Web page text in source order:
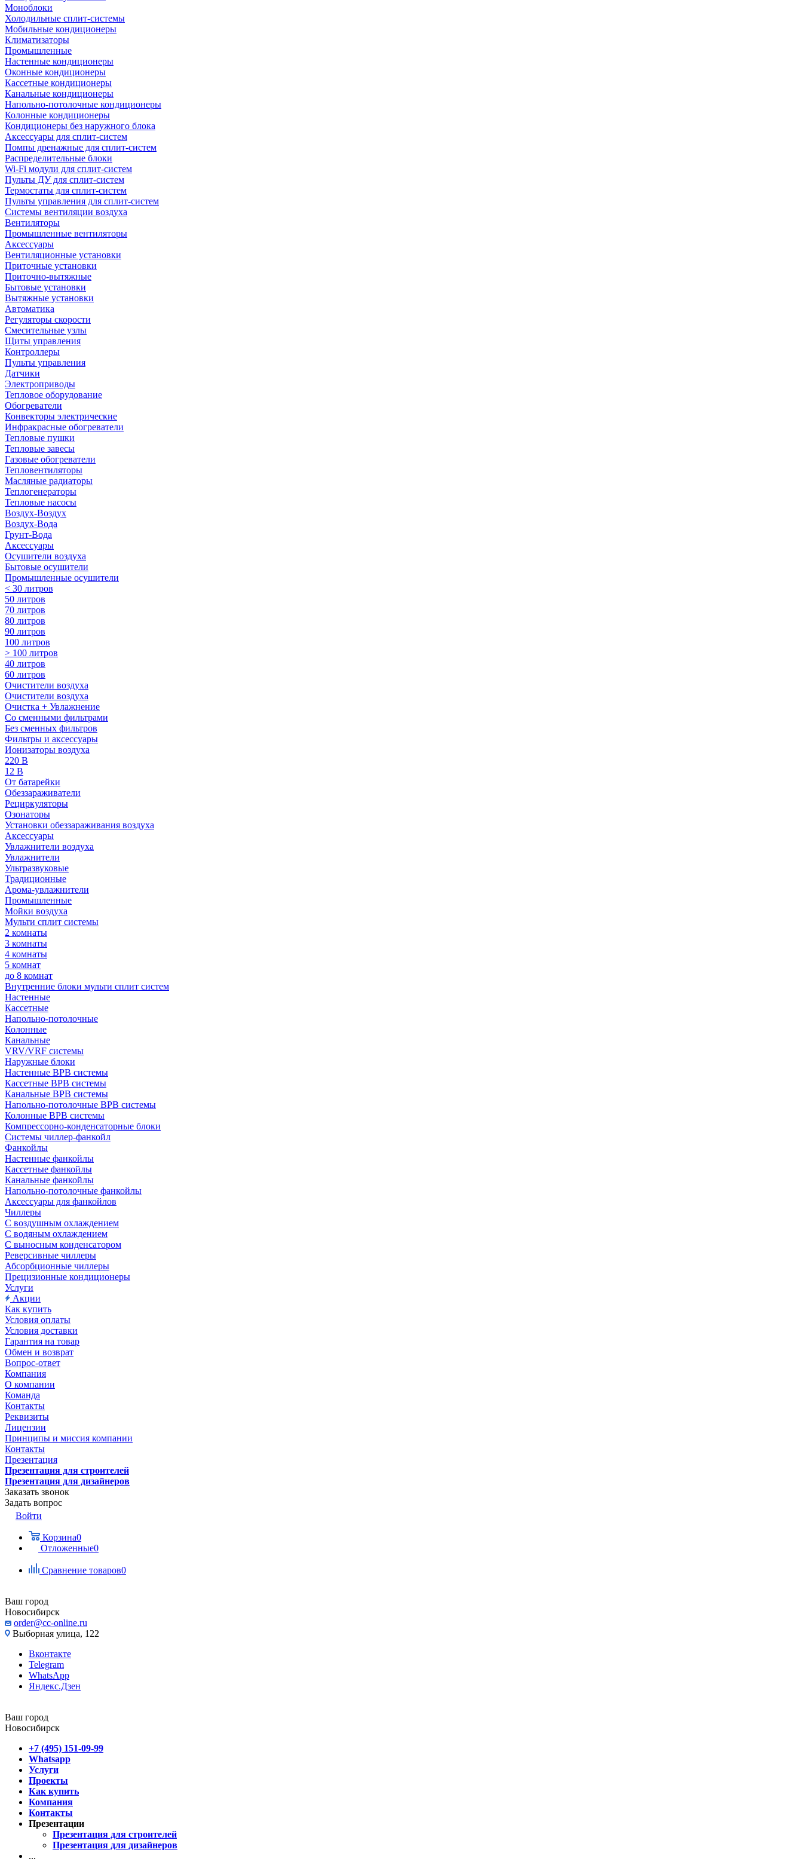
Моноблоки
Холодильные сплит-системы
Мобильные кондиционеры
Климатизаторы
Промышленные
Настенные кондиционеры
Оконные кондиционеры
Кассетные кондиционеры
Канальные кондиционеры
Напольно-потолочные кондиционеры
Колонные кондиционеры
Кондиционеры без наружного блока
Аксессуары для сплит-систем
Помпы дренажные для сплит-систем
Распределительные блоки
Wi-Fi модули для сплит-систем
Пульты ДУ для сплит-систем
Термостаты для сплит-систем
Пульты управления для сплит-систем
Системы вентиляции воздуха
Вентиляторы
Промышленные вентиляторы
Аксессуары
Вентиляционные установки
Приточные установки
Приточно-вытяжные
Бытовые установки
Вытяжные установки
Автоматика
Регуляторы скорости
Смесительные узлы
Щиты управления
Контроллеры
Пульты управления
Датчики
Электроприводы
Тепловое оборудование
Обогреватели
Конвекторы электрические
Инфракрасные обогреватели
Тепловые пушки
Тепловые завесы
Газовые обогреватели
Тепловентиляторы
Масляные радиаторы
Теплогенераторы
Тепловые насосы
Воздух-Воздух
Воздух-Вода
Грунт-Вода
Аксессуары
Осушители воздуха
Бытовые осушители
Промышленные осушители
< 30 литров
50 литров
70 литров
80 литров
90 литров
100 литров
> 100 литров
40 литров
60 литров
Очистители воздуха
Очистители воздуха
Очистка + Увлажнение
Cо сменными фильтрами
Без сменных фильтров
Фильтры и аксессуары
Ионизаторы воздуха
220 В
12 В
От батарейки
Обеззараживатели
Рециркуляторы
Озонаторы
Установки обеззараживания воздуха
Аксессуары
Увлажнители воздуха
Увлажнители
Ультразвуковые
Традиционные
Арома-увлажнители
Промышленные
Мойки воздуха
Мульти сплит системы
2 комнаты
3 комнаты
4 комнаты
5 комнат
до 8 комнат
Внутренние блоки мульти сплит систем
Настенные
Кассетные
Напольно-потолочные
Колонные
Канальные
VRV/VRF системы
Наружные блоки
Настенные ВРВ системы
Кассетные ВРВ системы
Канальные ВРВ системы
Напольно-потолочные ВРВ системы
Колонные ВРВ системы
Компрессорно-конденсаторные блоки
Системы чиллер-фанкойл
Фанкойлы
Настенные фанкойлы
Кассетные фанкойлы
Канальные фанкойлы
Напольно-потолочные фанкойлы
Аксессуары для фанкойлов
Чиллеры
С воздушным охлаждением
С водяным охлаждением
С выносным конденсатором
Реверсивные чиллеры
Абсорбционные чиллеры
Прецизионные кондиционеры
Услуги
Акции
Как купить
Условия оплаты
Условия доставки
Гарантия на товар
Обмен и возврат
Вопрос-ответ
Компания
О компании
Команда
Контакты
Реквизиты
Лицензии
Принципы и миссия компании
Контакты
Презентация
Презентация для строителей
Презентация для дизайнеров
Заказать звонок
Задать вопрос
Войти
Корзина0
Отложенные0
Сравнение товаров0
Ваш город
Новосибирск
order@cc-online.ru
Выборная улица, 122
Вконтакте
Telegram
WhatsApp
Яндекс.Дзен
Ваш город
Новосибирск
+7 (495) 151-09-99
Whatsapp
Услуги
Проекты
Как купить
Компания
Контакты
Презентации
Презентация для строителей
Презентация для дизайнеров
...